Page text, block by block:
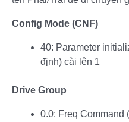
Config Mode (CNF)
40: Parameter
định) cài lên 1
Drive Group
0.0: Freq Command